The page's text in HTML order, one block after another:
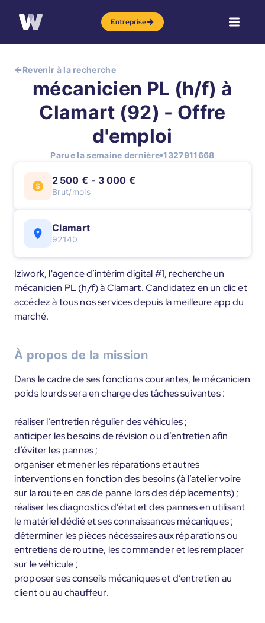
Entreprise
Revenir à la recherche
mécanicien PL (h/f) à
Clamart (92) - Offre
d'emploi
Parue la semaine dernière 1327911668
2 500 € - 3 000 €
Brut/mois
Clamart
92140
Iziwork, l'agence d’intérim digital #1, recherche un
mécanicien PL (h/f) à Clamart. Candidatez en un clic et
accédez à tous nos services depuis la meilleure app du
marché.
À propos de la mission
Dans le cadre de ses fonctions courantes, le mécanicien
poids lourds sera en charge des tâches suivantes :
réaliser l’entretien régulier des véhicules ;
anticiper les besoins de révision ou d’entretien afin
d’éviter les pannes ;
organiser et mener les réparations et autres
interventions en fonction des besoins (à l’atelier voire
sur la route en cas de panne lors des déplacements) ;
réaliser les diagnostics d’état et des pannes en utilisant
le matériel dédié et ses connaissances mécaniques ;
déterminer les pièces nécessaires aux réparations ou
entretiens de routine, les commander et les remplacer
sur le véhicule ;
proposer ses conseils mécaniques et d’entretien au
client ou au chauffeur.